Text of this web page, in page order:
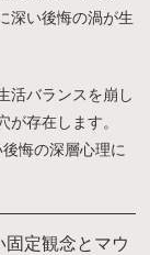
深い後悔の渦が生
活バランスを崩し
が存在します。
悔の深層心理に
固定観念とマウ